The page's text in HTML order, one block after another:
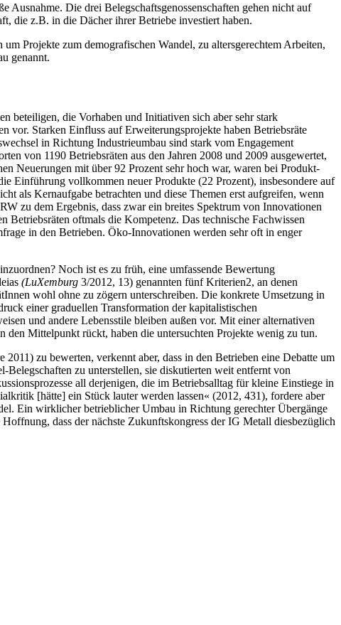
Ausnahme. Die drei Belegschaftsgenossenschaften gehen nicht auf
die z.B. in die Dächer ihrer Betriebe investiert haben.
Projekte zum demografischen Wandel, zu altersgerechtem Arbeiten,
genannt.
beteiligen, die Vorhaben und Initiativen sich aber sehr stark
vor. Starken Einfluss auf Erweiterungsprojekte haben Betriebsräte
in Richtung Industrieumbau sind stark vom Engagement
von 1190 Betriebsräten aus den Jahren 2008 und 2009 ausgewertet,
Neuerungen mit über 92 Prozent sehr hoch war, waren bei Produkt-
Einführung vollkommen neuer Produkte (22 Prozent), insbesondere auf
als Kernaufgabe betrachten und diese Themen erst aufgreifen, wenn
zu dem Ergebnis, dass zwar ein breites Spektrum von Innovationen
oftmals die Kompetenz. Das technische Fachwissen
in den Betrieben. Öko-Innovationen werden sehr oft in enger
Noch ist es zu früh, eine umfassende Bewertung
(LuXemburg 3/2012, 13) genannten fünf Kriterien2, an denen
wohl ohne zu zögern unterschreiben. Die konkrete Umsetzung in
einer graduellen Transformation der kapitalistischen
und andere Lebensstile bleiben außen vor. Mit einer alternativen
den Mittelpunkt rückt, haben die untersuchten Projekte wenig zu tun.
zu bewerten, verkennt aber, dass in den Betrieben eine Debatte um
zu unterstellen, sie diskutierten weit entfernt von
all derjenigen, die im Betriebsalltag für kleine Einstiege in
[hätte] ein Stück lauter werden lassen« (2012, 431), fordere aber
Ein wirklicher betrieblicher Umbau in Richtung gerechter Übergänge
dass der nächste Zukunftskongress der IG Metall diesbezüglich